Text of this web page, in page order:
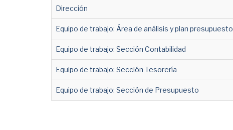
Dirección
Equipo de trabajo: Área de análisis y plan presupuesto
Equipo de trabajo: Sección Contabilidad
Equipo de trabajo: Sección Tesorería
Equipo de trabajo: Sección de Presupuesto